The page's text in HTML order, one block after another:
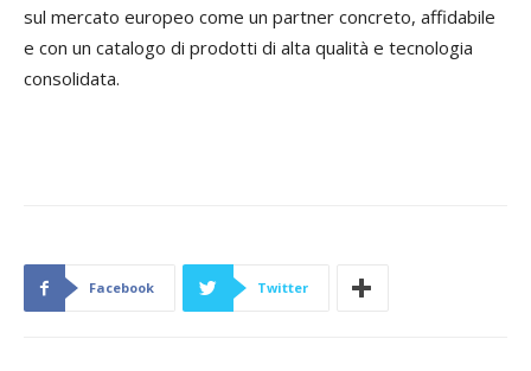
sul mercato europeo come un partner concreto, affidabile
e con un catalogo di prodotti di alta qualità e tecnologia
consolidata.
Facebook Twitter